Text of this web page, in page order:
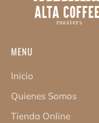
MENU
Inicio
Quienes Somos
Tienda Online